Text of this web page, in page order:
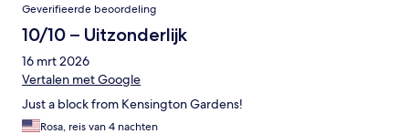
Geverifieerde beoordeling
10/10 – Uitzonderlijk
16 mrt 2026
Vertalen met Google
Just a block from Kensington Gardens!
Rosa, reis van 4 nachten